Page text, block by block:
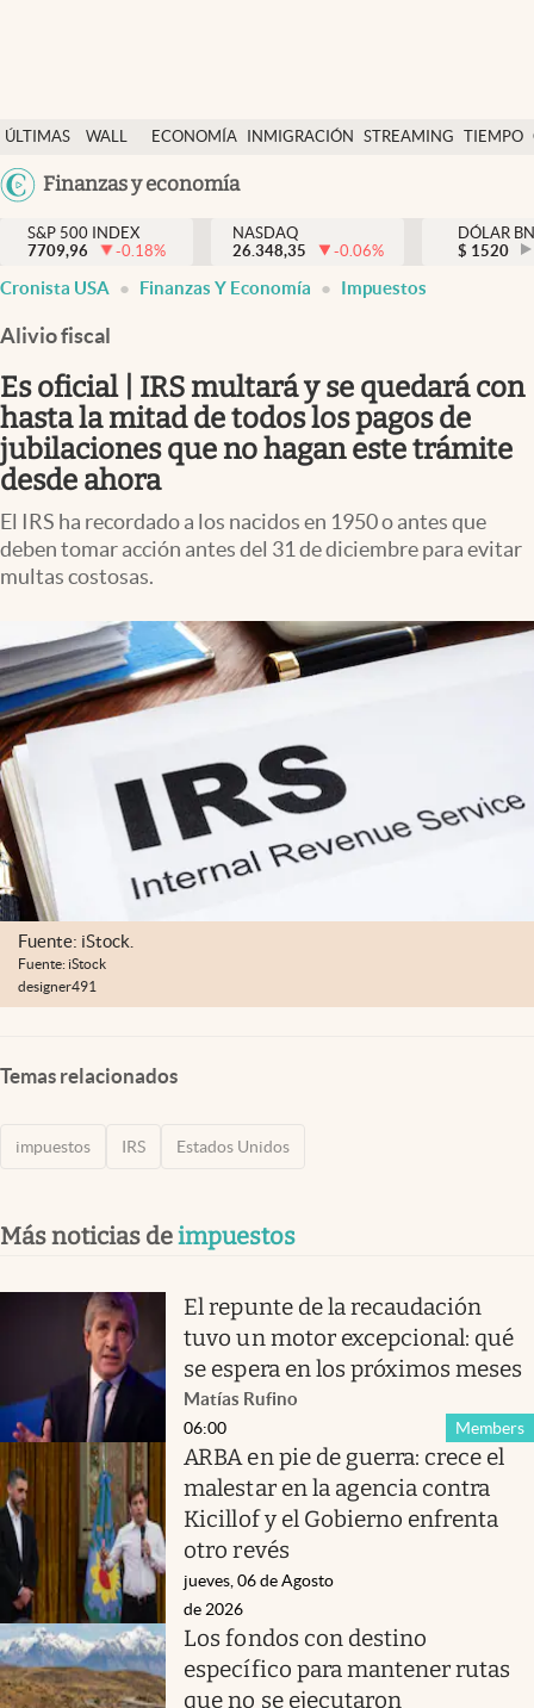
ÚLTIMAS
NOTICIAS
WALL
DÓLAR
ECONOMÍA INMIGRACIÓN STREAMING TIEMPO
México
Finanzas y economía
Finanzas y economía
Wall Street y dólar
Inmigración
Espiritual
Streaming
Lifestyle
S&P 500 INDEX
7709,96
-0.18%
NASDAQ
26.348,35
-0.06%
DÓLAR
$ 1520
Cronista USA Finanzas Y Economía Impuestos
Alivio fiscal
Es oficial | IRS multará y se quedará con
hasta la mitad de todos los pagos de
jubilaciones que no hagan este trámite
desde ahora
El IRS ha recordado a los nacidos en 1950 o antes que
deben tomar acción antes del 31 de diciembre para evitar
multas costosas.
Fuente: iStock.
Fuente: iStock
designer491
Temas relacionados
impuestos IRS Estados Unidos
Más noticias deimpuestos
El repunte de la recaudación
tuvo un motor excepcional: qué
se espera en los próximos meses
Matías Rufino
Members
06:00
ARBA en pie de guerra: crece el
malestar en la agencia contra
Kicillof y el Gobierno enfrenta
otro revés
jueves, 06 de Agosto
de 2026
Los fondos con destino
específico para mantener rutas
que no se ejecutaron